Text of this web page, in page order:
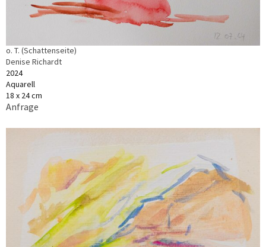
o. T. (Schattenseite)
Denise Richardt
2024
Aquarell
18 x 24 cm
Anfrage